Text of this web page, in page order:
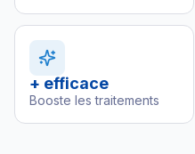
+ efficace
Booste les traitements